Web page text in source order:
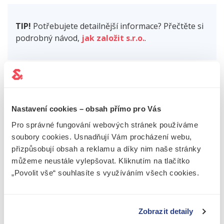
Nastavení cookies – obsah přímo pro Vás
Pro správné fungování webových stránek používáme
soubory cookies. Usnadňují Vám procházení webu,
přizpůsobují obsah a reklamu a díky nim naše stránky
můžeme neustále vylepšovat. Kliknutím na tlačítko
„Povolit vše“ souhlasíte s využíváním všech cookies.
Zobrazit detaily
TIP! Potřebujete detailnější informace? Přečtěte si
podrobný návod, jak založit s.r.o..
Pokud se rozhodujete pro
smlouvy, abyste si sami mohli zvolit takovou výši
základního kapitálu, která Vám vyhovuje. Nabízíme také
nově pomoc při zakládání společnosti online a prodej
ready-made společností, tedy předzaložených firem,
které nemají žádnou obchodní historii (jsou tedy bez
závazků) a můžete s nimi podnikat již po pár hodinách